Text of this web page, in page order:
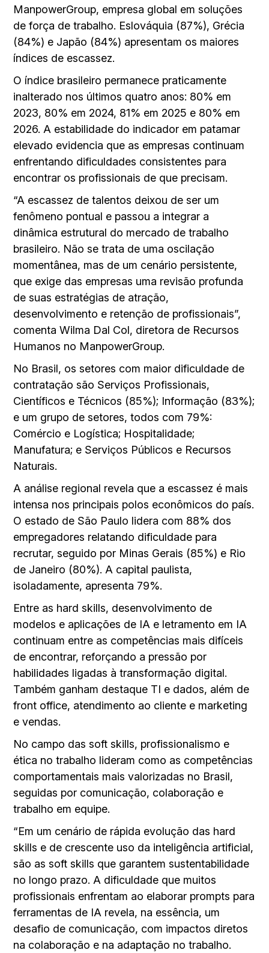
ManpowerGroup, empresa global em soluções
de força de trabalho. Eslováquia (87%), Grécia
(84%) e Japão (84%) apresentam os maiores
índices de escassez.
O índice brasileiro permanece praticamente
inalterado nos últimos quatro anos: 80% em
2023, 80% em 2024, 81% em 2025 e 80% em
2026. A estabilidade do indicador em patamar
elevado evidencia que as empresas continuam
enfrentando dificuldades consistentes para
encontrar os profissionais de que precisam.
“A escassez de talentos deixou de ser um
fenômeno pontual e passou a integrar a
dinâmica estrutural do mercado de trabalho
brasileiro. Não se trata de uma oscilação
momentânea, mas de um cenário persistente,
que exige das empresas uma revisão profunda
de suas estratégias de atração,
desenvolvimento e retenção de profissionais”,
comenta Wilma Dal Col, diretora de Recursos
Humanos no ManpowerGroup.
No Brasil, os setores com maior dificuldade de
contratação são Serviços Profissionais,
Científicos e Técnicos (85%); Informação (83%);
e um grupo de setores, todos com 79%:
Comércio e Logística; Hospitalidade;
Manufatura; e Serviços Públicos e Recursos
Naturais.
A análise regional revela que a escassez é mais
intensa nos principais polos econômicos do país.
O estado de São Paulo lidera com 88% dos
empregadores relatando dificuldade para
recrutar, seguido por Minas Gerais (85%) e Rio
de Janeiro (80%). A capital paulista,
isoladamente, apresenta 79%.
Entre as hard skills, desenvolvimento de
modelos e aplicações de IA e letramento em IA
continuam entre as competências mais difíceis
de encontrar, reforçando a pressão por
habilidades ligadas à transformação digital.
Também ganham destaque TI e dados, além de
front office, atendimento ao cliente e marketing
e vendas.
No campo das soft skills, profissionalismo e
ética no trabalho lideram como as competências
comportamentais mais valorizadas no Brasil,
seguidas por comunicação, colaboração e
trabalho em equipe.
“Em um cenário de rápida evolução das hard
skills e de crescente uso da inteligência artificial,
são as soft skills que garantem sustentabilidade
no longo prazo. A dificuldade que muitos
profissionais enfrentam ao elaborar prompts para
ferramentas de IA revela, na essência, um
desafio de comunicação, com impactos diretos
na colaboração e na adaptação no trabalho.